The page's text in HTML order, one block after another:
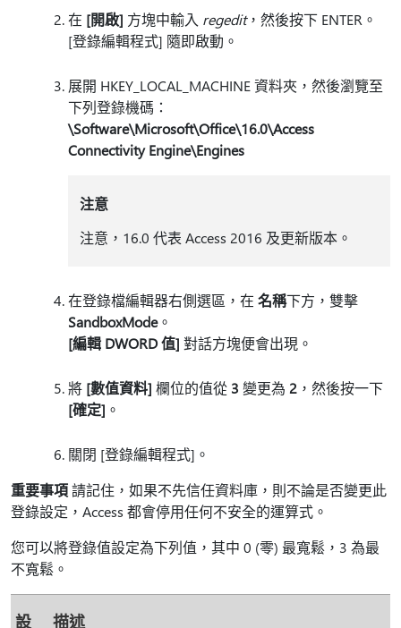
在 [開啟] 方塊中輸入 regedit，然後按下 ENTER。
[登錄編輯程式] 隨即啟動。
展開 HKEY_LOCAL_MACHINE 資料夾，然後瀏覽至
下列登錄機碼：
\Software\Microsoft\Office\16.0\Access
Connectivity Engine\Engines
注意
注意，16.0 代表 Access 2016 及更新版本。
在登錄檔編輯器右側選區，在 名稱下方，雙擊
SandboxMode。
[編輯 DWORD 值] 對話方塊便會出現。
將 [數值資料] 欄位的值從 3 變更為 2 ，然後按一下
[確定] 。
關閉 [登錄編輯程式]。
重要事項請記住，如果不先信任資料庫，則不論是否變更此
登錄設定，Access 都會停用任何不安全的運算式。
您可以將登錄值設定為下列值，其中 0 (零) 最寬鬆，3 為最
不寬鬆。
設 描述